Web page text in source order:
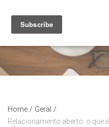
content
Home / Geral /
Relacionamento aberto: o que